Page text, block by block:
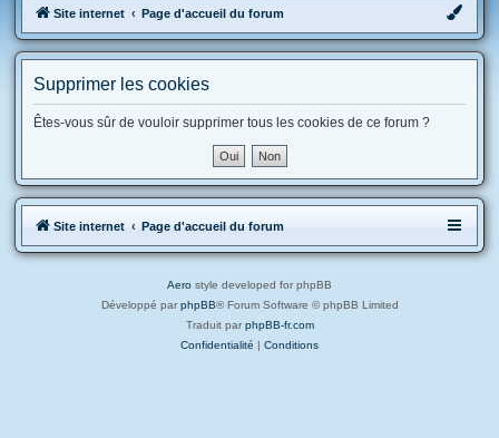
Site internet Page d'accueil du forum
Supprimer les cookies
Êtes-vous sûr de vouloir supprimer tous les cookies de ce forum ?
Site internet Page d'accueil du forum
Aero style developed for phpBB
Développé par phpBB® Forum Software © phpBB Limited
Traduit par phpBB-fr.com
Confidentialité | Conditions